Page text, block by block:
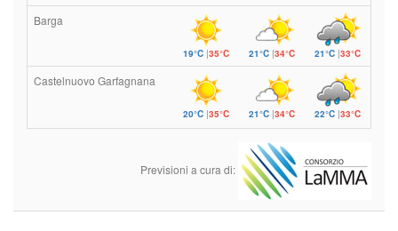
Barga
19°C |35°C 21°C |34°C 21°C |33°C
Castelnuovo Garfagnana
20°C |35°C 21°C |34°C 22°C |33°C
Previsioni a cura di: